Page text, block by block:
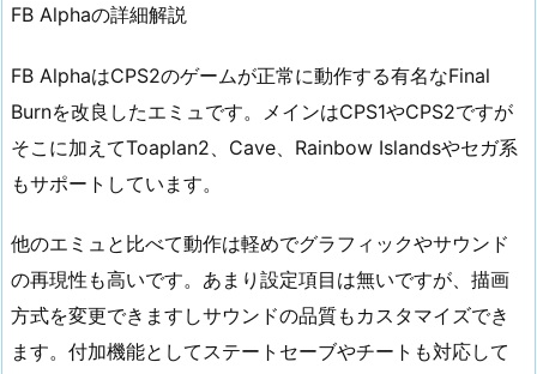
FB Alphaの詳細解説
FB AlphaはCPS2のゲームが正常に動作する有名なFinal
Burnを改良したエミュです。メインはCPS1やCPS2ですが
そこに加えてToaplan2、Cave、Rainbow Islandsやセガ系
もサポートしています。
他のエミュと比べて動作は軽めでグラフィックやサウンド
の再現性も高いです。あまり設定項目は無いですが、描画
方式を変更できますしサウンドの品質もカスタマイズでき
ます。付加機能としてステートセーブやチートも対応して